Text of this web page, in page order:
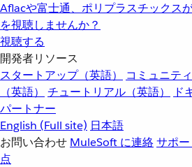
Aflacや富士通、ポリプラスチックス
を視聴しませんか？
視聴する
開発者リソース
スタートアップ（英語）
コミュニテ
（英語）
チュートリアル（英語）
ド
パートナー
English (Full site) 日本語
お問い合わせ MuleSoft に連絡サポ
点